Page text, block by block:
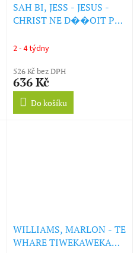
SAH BI, JESS - JESUS -
CHRIST NE D��OIT PAS
2 - 4 týdny
526 Kč bez DPH
636 Kč
Do košíku
WILLIAMS, MARLON - TE
WHARE TIWEKAWEKA